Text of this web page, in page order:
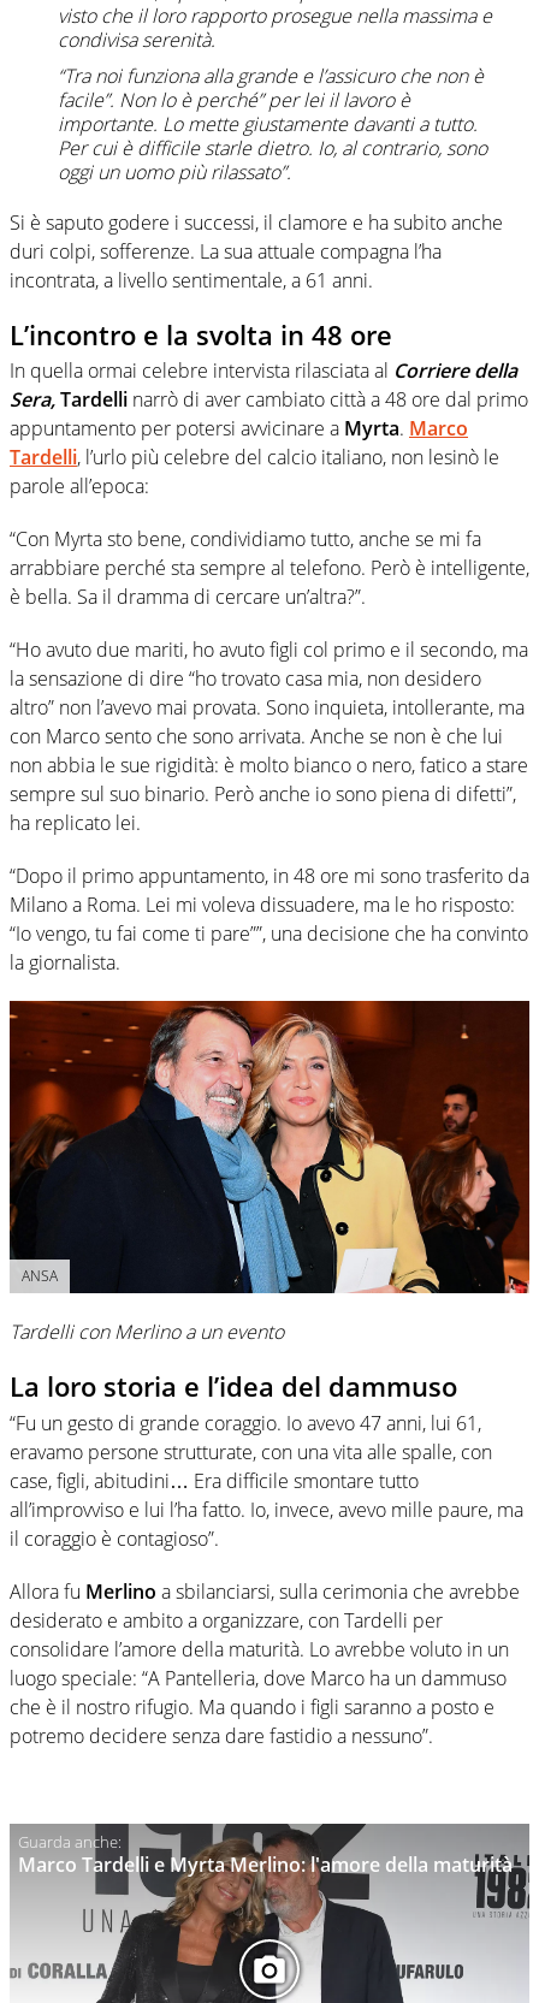
visto che il loro rapporto prosegue nella massima e
condivisa serenità.
“Tra noi funziona alla grande e l’assicuro che non è
facile”. Non lo è perché” per lei il lavoro è
importante. Lo mette giustamente davanti a tutto.
Per cui è difficile starle dietro. Io, al contrario, sono
oggi un uomo più rilassato”.
Si è saputo godere i successi, il clamore e ha subito anche
duri colpi, sofferenze. La sua attuale compagna l’ha
incontrata, a livello sentimentale, a 61 anni.
L’incontro e la svolta in 48 ore
In quella ormai celebre intervista rilasciata al Corriere della
Sera,Tardelli narrò di aver cambiato città a 48 ore dal primo
appuntamento per potersi avvicinare a Myrta. Marco
Tardelli, l’urlo più celebre del calcio italiano, non lesinò le
parole all’epoca:
“Con Myrta sto bene, condividiamo tutto, anche se mi fa
arrabbiare perché sta sempre al telefono. Però è intelligente,
è bella. Sa il dramma di cercare un’altra?”.
“Ho avuto due mariti, ho avuto figli col primo e il secondo, ma
la sensazione di dire “ho trovato casa mia, non desidero
altro” non l’avevo mai provata. Sono inquieta, intollerante, ma
con Marco sento che sono arrivata. Anche se non è che lui
non abbia le sue rigidità: è molto bianco o nero, fatico a stare
sempre sul suo binario. Però anche io sono piena di difetti”,
ha replicato lei.
“Dopo il primo appuntamento, in 48 ore mi sono trasferito da
Milano a Roma. Lei mi voleva dissuadere, ma le ho risposto:
“Io vengo, tu fai come ti pare””, una decisione che ha convinto
la giornalista.
ANSA
Tardelli con Merlino a un evento
La loro storia e l’idea del dammuso
“Fu un gesto di grande coraggio. Io avevo 47 anni, lui 61,
eravamo persone strutturate, con una vita alle spalle, con
case, figli, abitudini… Era difficile smontare tutto
all’improvviso e lui l’ha fatto. Io, invece, avevo mille paure, ma
il coraggio è contagioso”.
Allora fu Merlino a sbilanciarsi, sulla cerimonia che avrebbe
desiderato e ambito a organizzare, con Tardelli per
consolidare l’amore della maturità. Lo avrebbe voluto in un
luogo speciale: “A Pantelleria, dove Marco ha un dammuso
che è il nostro rifugio. Ma quando i figli saranno a posto e
potremo decidere senza dare fastidio a nessuno”.
Marco Tardelli e Myrta Merlino: l'amore della maturità